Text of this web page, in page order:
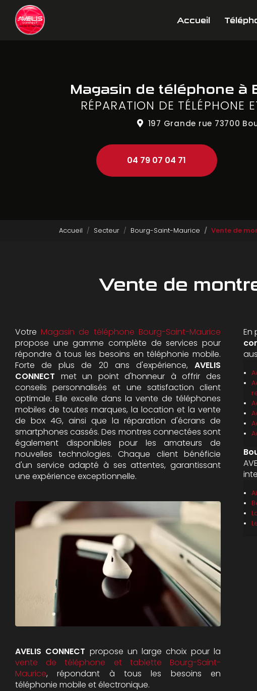
contenu
principal
Accueil
Magasin de téléphone à
RÉPARATION DE TÉLÉPHONE
197 Grande rue 73700
04 79 07 04 71
Accueil Secteur Bourg-Saint-Maurice Vente de
Vente de
Votre Magasin de téléphone Bourg-Saint-Maurice
propose une gamme complète de services pour
répondre à tous les besoins en téléphonie mobile.
Forte de plus de 20 ans d'expérience, AVELIS
CONNECT met un point d'honneur à offrir des
conseils personnalisés et une satisfaction client
optimale. Elle excelle dans la vente de téléphones
mobiles de toutes marques, la location et la vente
de box 4G, ainsi que la réparation d'écrans de
smartphones cassés. Des montres connectées sont
également disponibles pour les amateurs de
nouvelles technologies. Chaque client bénéficie
d'un service adapté à ses attentes, garantissant
une expérience exceptionnelle.
AVELIS CONNECT propose un large choix pour la
vente de téléphone et tablette Bourg-Saint-
Maurice, répondant à tous les besoins en
téléphonie mobile et électronique.
En